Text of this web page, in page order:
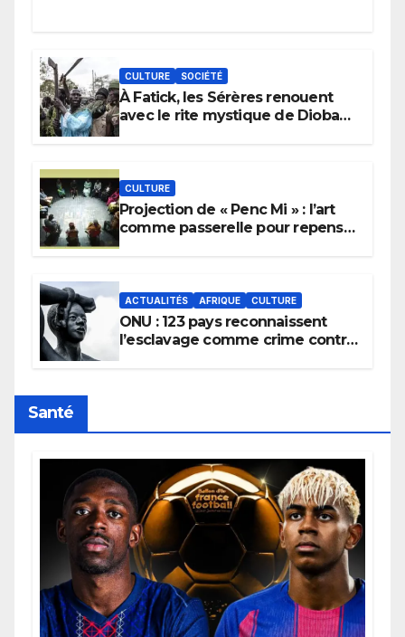
CULTURE SOCIÉTÉ
À Fatick, les Sérères renouent
avec le rite mystique de Diobaye
CULTURE
Projection de « Penc Mi » : l’art
comme passerelle pour repenser
ACTUALITÉS AFRIQUE CULTURE
ONU : 123 pays reconnaissent
l’esclavage comme crime contre
Santé